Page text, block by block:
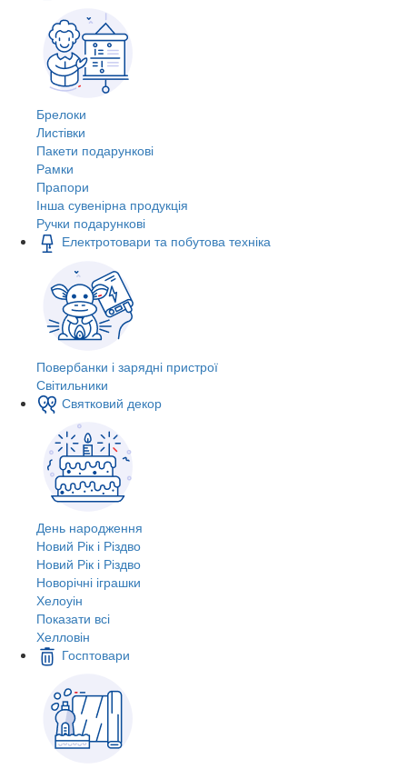
Брелоки
Листівки
Пакети подарункові
Рамки
Прапори
Інша сувенірна продукція
Ручки подарункові
Електротовари та побутова техніка
Повербанки і зарядні пристрої
Світильники
Святковий декор
День народження
Новий Рік і Різдво
Новий Рік і Різдво
Новорічні іграшки
Хелоуін
Показати всі
Хелловін
Госптовари